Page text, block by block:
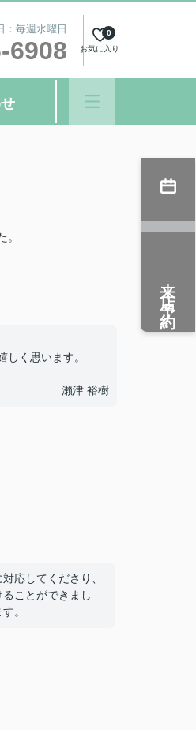
毎週水曜日
6908 お気に入り
0
く思います。
瀨津 裕樹
応してくださり、
ことができまし
。
来店予約